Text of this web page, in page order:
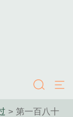
> 第一百八十